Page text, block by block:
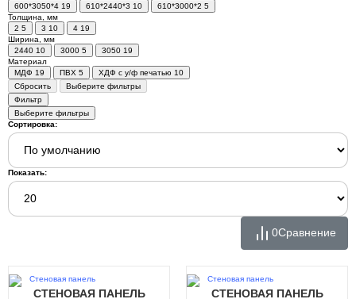
600*3050*4 19 610*2440*3 10 610*3000*2 5
Толщина, мм
2 5 3 10 4 19
Ширина, мм
2440 10 3000 5 3050 19
Материал
МДФ 19 ПВХ 5 ХДФ с у/ф печатью 10
Сбросить
Выберите фильтры
Фильтр
Выберите фильтры
Сортировка:
Показать:
0Сравнение
СТЕНОВАЯ ПАНЕЛЬ СТЕНОВАЯ ПАНЕЛЬ